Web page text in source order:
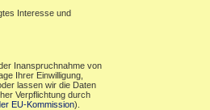
Interesse und
Inanspruchnahme von
Ihrer Einwilligung,
lassen wir die Daten
Verpflichtung durch
EU-Kommission).